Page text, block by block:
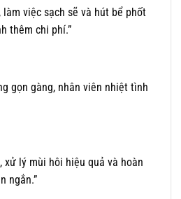
việc sạch sẽ và hút bể phốt
thêm chi phí.”
gọn gàng, nhân viên nhiệt tình
xử lý mùi hôi hiệu quả và hoàn
ngắn.”